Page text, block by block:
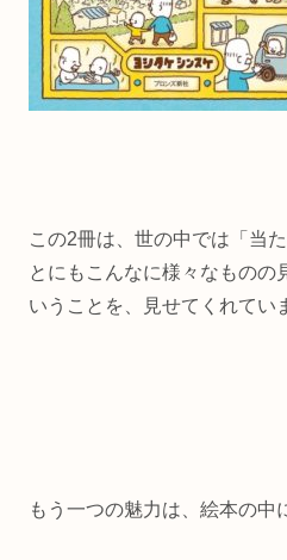
この2冊は、世の中では「当
とにもこんなに様々なものの
いうことを、見せてくれてい
もう一つの魅力は、絵本の中